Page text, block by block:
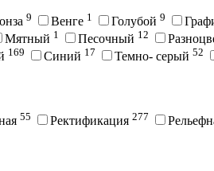
9 Венге 1 Голубой 9
Мятный 1 Песочный 12
169 Синий 17 Темно- серый 52
55 Ректификация 277